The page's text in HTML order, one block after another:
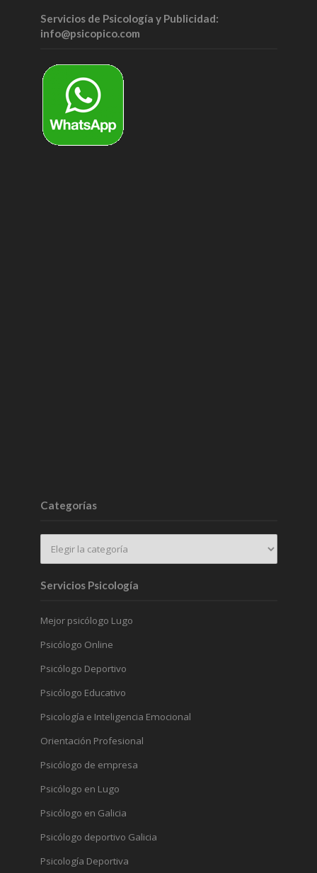
Servicios de Psicología y Publicidad:
info@psicopico.com
Categorías
Servicios Psicología
Mejor psicólogo Lugo
Psicólogo Online
Psicólogo Deportivo
Psicólogo Educativo
Psicología e Inteligencia Emocional
Orientación Profesional
Psicólogo de empresa
Psicólogo en Lugo
Psicólogo en Galicia
Psicólogo deportivo Galicia
Psicología Deportiva